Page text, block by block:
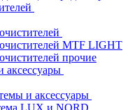
MTF LIGHT
прочие
аксессуары
и аксессуары
LUX и NORD